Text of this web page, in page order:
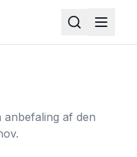
anbefaling af den